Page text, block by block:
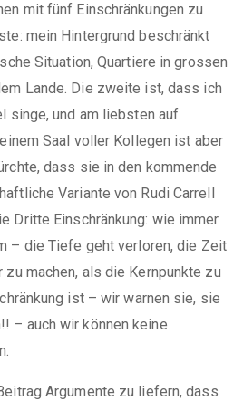
mit fünf Einschränkungen zu
mein Hintergrund beschränkt
Situation, Quartiere in grossen
Lande. Die zweite ist, dass ich
singe, und am liebsten auf
Saal voller Kollegen ist aber
dass sie in den kommende
Variante von Rudi Carrell
Dritte Einschränkung: wie immer
– die Tiefe geht verloren, die Zeit
zu machen, als die Kernpunkte zu
ist – wir warnen sie, sie
– auch wir können keine
Argumente zu liefern, dass